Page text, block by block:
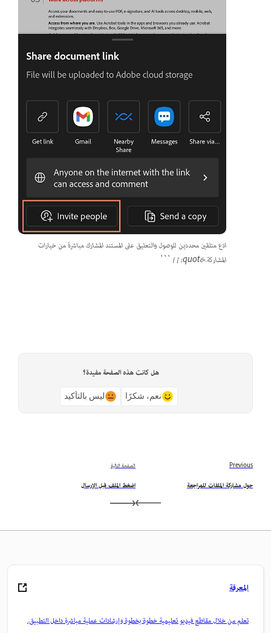
ادع متلقين محددين للوصول والتعليق على المستند المشارك مباشرة من خيارات
المشاركة.&quot; ] } ```
هل كانت هذه الصفحة مفيدة؟
نعم، شكرًا ليس بالتأكيد
Previous
حول مشاركة الملفات للمراجعة
الصفحة التالية
اضغط الملف قبل الإرسال
المعرفة
تعلم من خلال مقاطع فيديو تعليمية خطوة بخطوة وإرشادات عملية مباشرة داخل التطبيق.